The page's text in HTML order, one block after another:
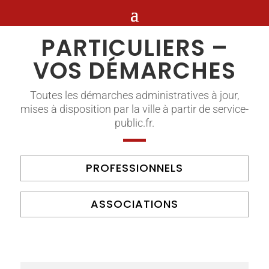
PARTICULIERS –
VOS DÉMARCHES
Toutes les démarches administratives à jour,
mises à disposition par la ville à partir de service-
public.fr.
PROFESSIONNELS
ASSOCIATIONS